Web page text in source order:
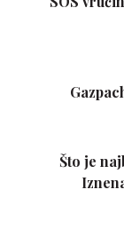
Što je